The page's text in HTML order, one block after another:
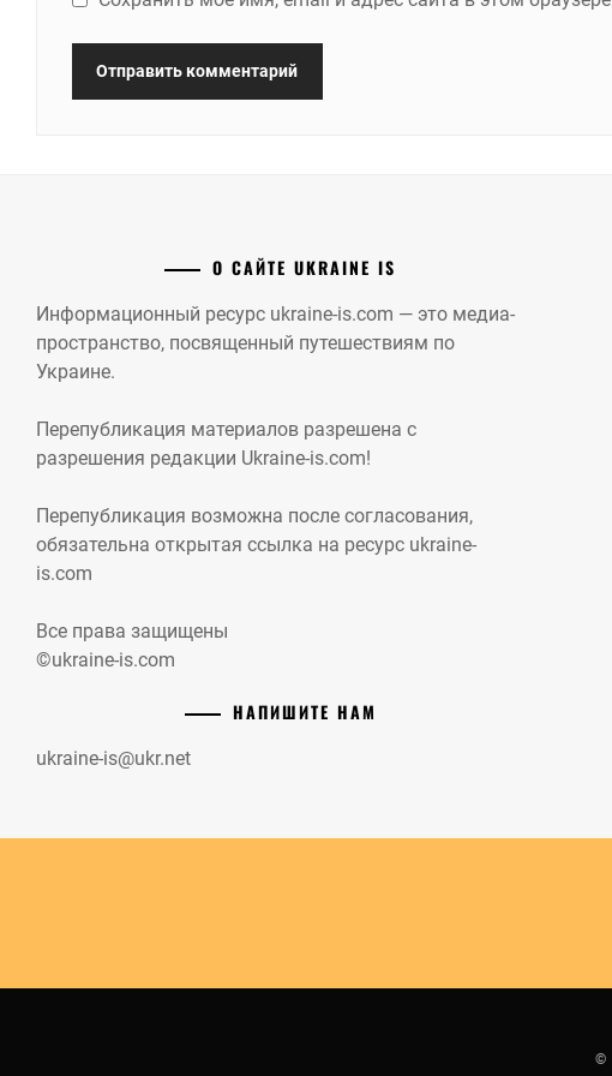
О САЙТЕ UKRAINE IS
Информационный ресурс ukraine-is.com — это медиа-
пространство, посвященный путешествиям по
Украине.
Перепубликация материалов разрешена с
разрешения редакции Ukraine-is.com!
Перепубликация возможна после согласования,
обязательна открытая ссылка на ресурс ukraine-
is.com
Все права защищены
©ukraine-is.com
НАПИШИТЕ НАМ
ukraine-is@ukr.net
©